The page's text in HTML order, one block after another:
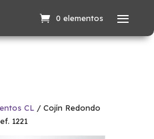
0 elementos
CL/ Cojín Redondo
1221